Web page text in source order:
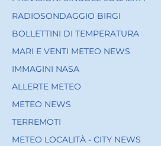
RADIOSONDAGGIO BIRGI
BOLLETTINI DI TEMPERATURA
MARI E VENTI METEO NEWS
IMMAGINI NASA
ALLERTE METEO
METEO NEWS
TERREMOTI
METEO LOCALITÀ - CITY NEWS